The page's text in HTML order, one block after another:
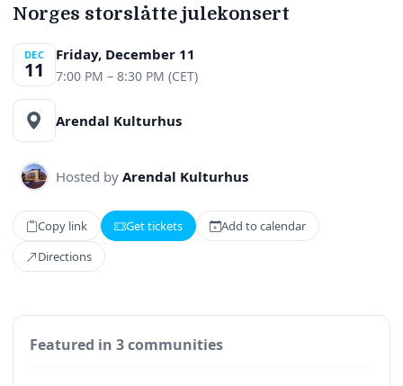
Norges storslåtte julekonsert
DEC
11
Friday, December 11
7:00 PM – 8:30 PM (CET)
Arendal Kulturhus
Hosted by Arendal Kulturhus
Copy link Get tickets
Add to calendar
Directions
Featured in 3 communities